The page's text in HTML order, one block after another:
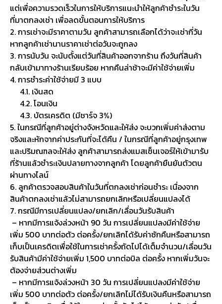
แต่เพื่อความรวดเร็วในการให้บริการแนะนำให้ลูกค้าชำระในวัน
ที่มาตกลงเช่า เพื่อลดขั้นตอนการให้บริการ
2. การเช่าจะมีราคาตามวัน ลูกค้าสามารถเลือกได้ว่าจะเช่ากี่วัน
หากลูกค้าเช่านานราคาเช่าต่อวันจะถูกลง
3. การนับวัน จะนับตั้งแต่วันที่สินค้าออกจากร้าน ถึงวันที่สินค้า
กลับเข้ามาทางร้านเรียบร้อย หากคืนล่าช้าจะมีค่าใช้จ่ายเพิ่ม
4. การชำระค่าใช้จ่ายมี 3 แบบ
4.1. เงินสด
4.2. โอนเงิน
4.3. บัตรเครดิต (มีชาร์จ 3%)
5. ในกรณีที่ลูกค้าอยู่ต่างจังหวัดและให้ส่ง จะบวกเพิ่มค่าส่งตาม
จริงและหักจากค่าประกันที่จะได้คืน / ในกรณีที่ลูกค้าอยู่กรุงเทพ
และปริมณฑลจะให้ส่ง ลูกค้าสามารถส่งแมสเซ็นเจอร์ให้เข้ามารับ
ที่ร้านแล้วชำระเงินปลายทางจากลูกค้า โดยลูกค้ายืนยันตัวตน
ผ่านทางไลน์
6. ลูกค้าตรวจสอบสินค้าในวันที่ตกลงเช่าก่อนชำระ เนื่องจาก
สินค้าตกลงเช่าแล้วไม่สามารถยกเลิกหรือเปลี่ยนแปลงได้
7. กรณีมีการเปลี่ยนแปลง/ยกเลิก/เลื่อนวันรับสินค้า
– หากมีการแจ้งล่วงหน้า 90 วัน การเปลี่ยนแปลงมีค่าใช้จ่าย
เพิ่ม 500 บาทต่อตัว ต่อครั้ง/ยกเลิกได้รับค่าซักคืนหรือสามารถ
เก็บเป็นเครดิตเพื่อใช้ในการเช่าครั้งถัดไปได้เต็มจำนวน/เลื่อนวัน
รับสินค้ามีค่าใช้จ่ายเพิ่ม 1,500 บาทต่อบิล ต่อครั้ง หากเพิ่มวันจะ
ต้องจ่ายส่วนต่างเพิ่ม
– หากมีการแจ้งล่วงหน้า 30 วัน การเปลี่ยนแปลงมีค่าใช้จ่าย
เพิ่ม 500 บาทต่อตัว ต่อครั้ง/ยกเลิกไม่ได้รับเงินคืนหรือสามารถ